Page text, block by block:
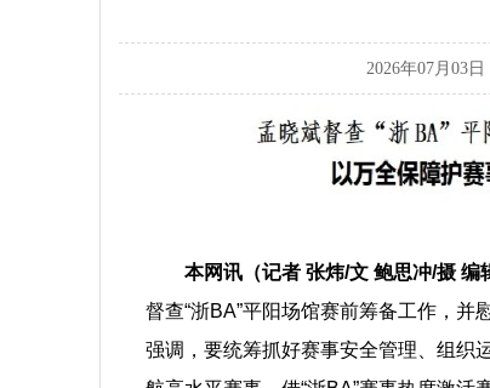
2026年07月03日
本网讯（记者 张炜/文 鲍思冲/摄 编
督查“浙BA”平阳场馆赛前筹备工作，
强调，要统筹抓好赛事安全管理、组织